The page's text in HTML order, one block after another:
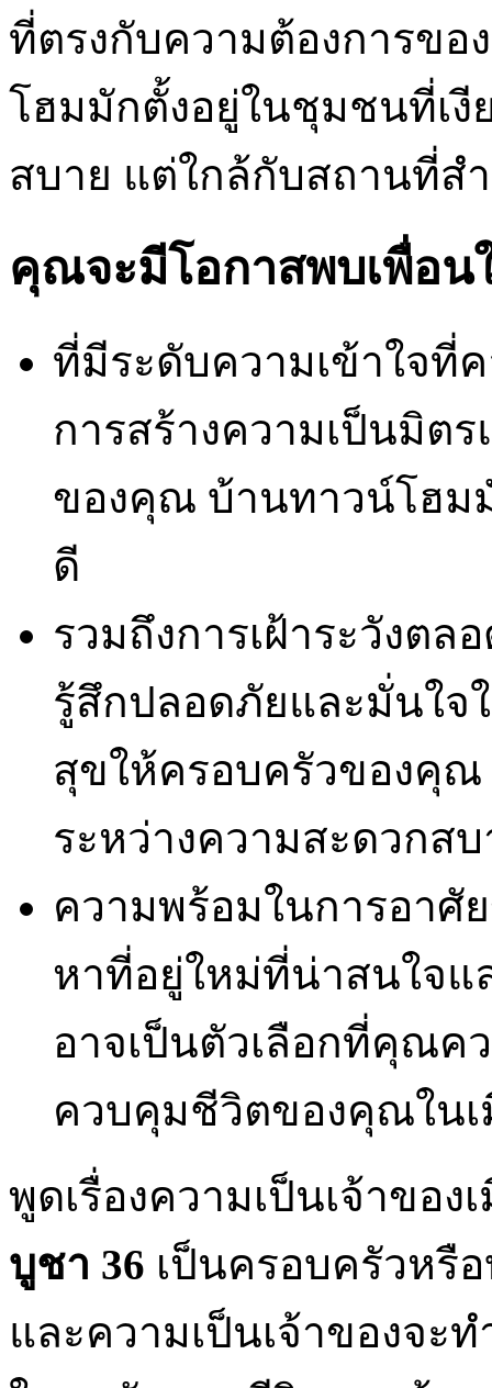
ที่ตรงกับความต้องการข
โฮมมักตั้งอยู่ในชุมชนที่เ
สบาย แต่ใกล้กับสถานที่ส
คุณจะมีโอกาสพบเพื่อน
ที่มีระดับความเข้าใจที่
การสร้างความเป็นมิต
ของคุณ บ้านทาวน์โฮม
ดี
รวมถึงการเฝ้าระวังตล
รู้สึกปลอดภัยและมั่นใจ
สุขให้ครอบครัวของคุ
ระหว่างความสะดวกส
ความพร้อมในการอาศั
หาที่อยู่ใหม่ที่น่าสนใจ
อาจเป็นตัวเลือกที่คุณ
ควบคุมชีวิตของคุณใน
พูดเรื่องความเป็นเจ้าขอ
บูชา 36 เป็นครอบครัวหรื
และความเป็นเจ้าของจ